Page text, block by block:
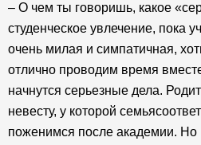
– О чем ты говоришь, какое
студенческое увлечение, пока
очень милая и симпатичная,
отлично проводим время
начнутся серьезные дела.
невесту, у которой
поженимся после академии. Но